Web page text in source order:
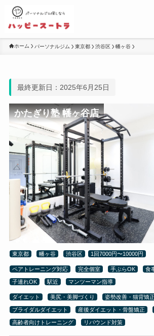
ホーム パーソナルジム 東京都 渋谷区 幡ヶ谷
最終更新日：2025年6月25日
かたぎり塾 幡ヶ谷店
東京都 幡ヶ谷 渋谷区 1回7000円〜10000円
ペアトレーニング対応 完全個室 手ぶらOK 食
子連れOK 駅近 マンツーマン指導
ダイエット 美尻・美脚づくり 姿勢改善・猫背矯正
ブライダルダイエット 産後ダイエット・骨盤矯正
高齢者向けトレーニング リバウンド対策